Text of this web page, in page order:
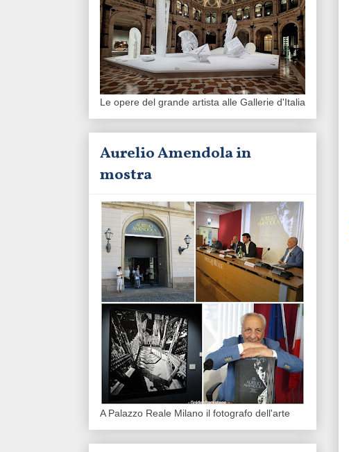
Le opere del grande artista alle Gallerie d'Italia
Aurelio Amendola in
mostra
A Palazzo Reale Milano il fotografo dell'arte